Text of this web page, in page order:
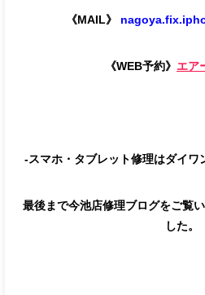
《MAIL》
《WEB予約》 エア
-スマホ・タブレット修理はダイワ
最後まで今池店修理ブログをご覧
した。